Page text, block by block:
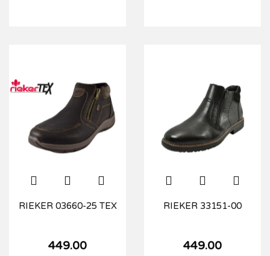
RIEKER 03660-25 TEX
449.00
RIEKER 33151-00
449.00